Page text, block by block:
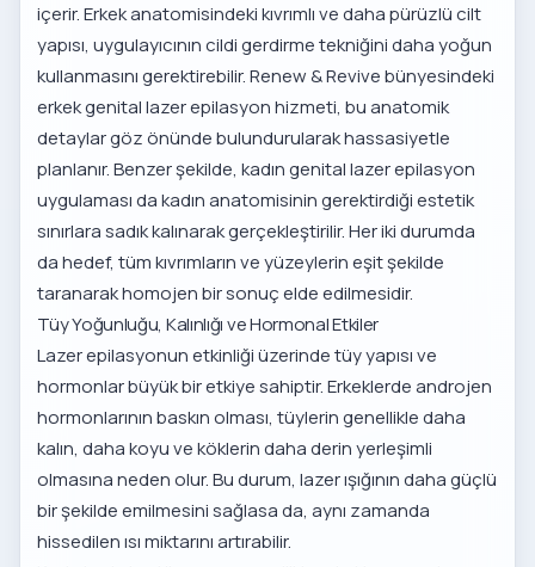
içerir. Erkek anatomisindeki kıvrımlı ve daha pürüzlü cilt
yapısı, uygulayıcının cildi gerdirme tekniğini daha yoğun
kullanmasını gerektirebilir. Renew & Revive bünyesindeki
erkek genital lazer epilasyon hizmeti, bu anatomik
detaylar göz önünde bulundurularak hassasiyetle
planlanır. Benzer şekilde,kadın genital lazer epilasyon
uygulamasıda kadın anatomisinin gerektirdiği estetik
sınırlara sadık kalınarak gerçekleştirilir. Her iki durumda
da hedef, tüm kıvrımların ve yüzeylerin eşit şekilde
taranarak homojen bir sonuç elde edilmesidir.
Tüy Yoğunluğu, Kalınlığı ve Hormonal Etkiler
Lazer epilasyonun etkinliği üzerinde tüy yapısı ve
hormonlar büyük bir etkiye sahiptir. Erkeklerde androjen
hormonlarının baskın olması, tüylerin genellikle daha
kalın, daha koyu ve köklerin daha derin yerleşimli
olmasına neden olur. Bu durum, lazer ışığının daha güçlü
bir şekilde emilmesini sağlasa da, aynı zamanda
hissedilen ısı miktarını artırabilir.